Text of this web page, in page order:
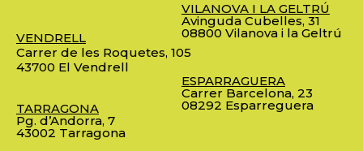
VENDRELL
Carrer de les Roquetes, 105
43700 El Vendrell
TARRAGONA
Pg. d’Andorra, 7
43002 Tarragona
VILANOVA I LA GELTRÚ
Avinguda Cubelles, 31
08800 Vilanova i la Geltrú
ESPARRAGUERA
Carrer Barcelona, 23
08292 Esparreguera